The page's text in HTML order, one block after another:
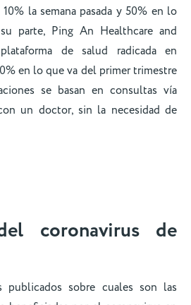
la semana pasada y 50% en lo
parte, Ping An Healthcare and
de salud radicada en
en lo que va del primer trimestre
se basan en consultas vía
un doctor, sin la necesidad de
coronavirusde
sobre cuales son las